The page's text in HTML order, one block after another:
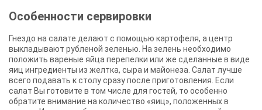
Особенности сервировки
Гнездо на салате делают с помощью картофеля, а центр
выкладывают рубленой зеленью. На зелень необходимо
положить вареные яйца перепелки или же сделанные в виде
яиц ингредиенты из желтка, сыра и майонеза. Салат лучше
всего подавать к столу сразу после приготовления. Если
салат Вы готовите в том числе для гостей, то особенно
обратите внимание на количество «яиц», положенных в